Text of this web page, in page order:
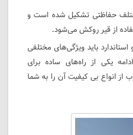
حفاظتی تشکیل شده است و
از قیر روکش می‌شود.
باید ویژگی‌های مختلفی
یکی از راه‌های ساده برای
انواع بی کیفیت آن را به شما